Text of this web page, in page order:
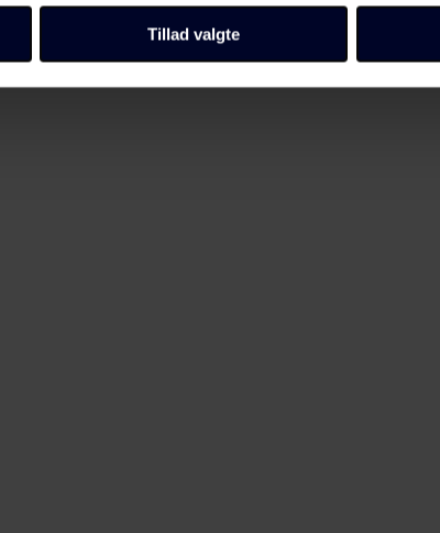
trække din accept tilbage, ved at klikke på
Folkeskolens domæner. Få mere at vide om, hvem vi
Tillad valgte